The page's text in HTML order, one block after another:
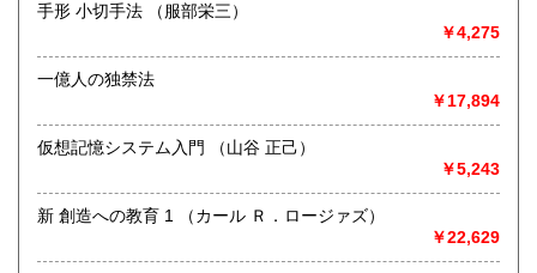
手形 小切手法 （服部栄三）
￥4,275
一億人の独禁法
￥17,894
仮想記憶システム入門 （山谷 正己）
￥5,243
新 創造への教育 1 （カール Ｒ．ロージァズ）
￥22,629